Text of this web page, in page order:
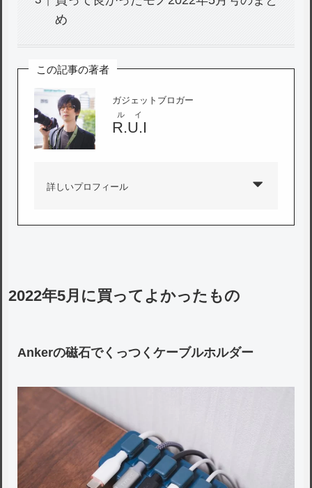
め
この記事の著者
ガジェットブロガー
R.U.I
ルイ
詳しいプロフィール
2022年5月に買ってよかったもの
Ankerの磁石でくっつくケーブルホルダー